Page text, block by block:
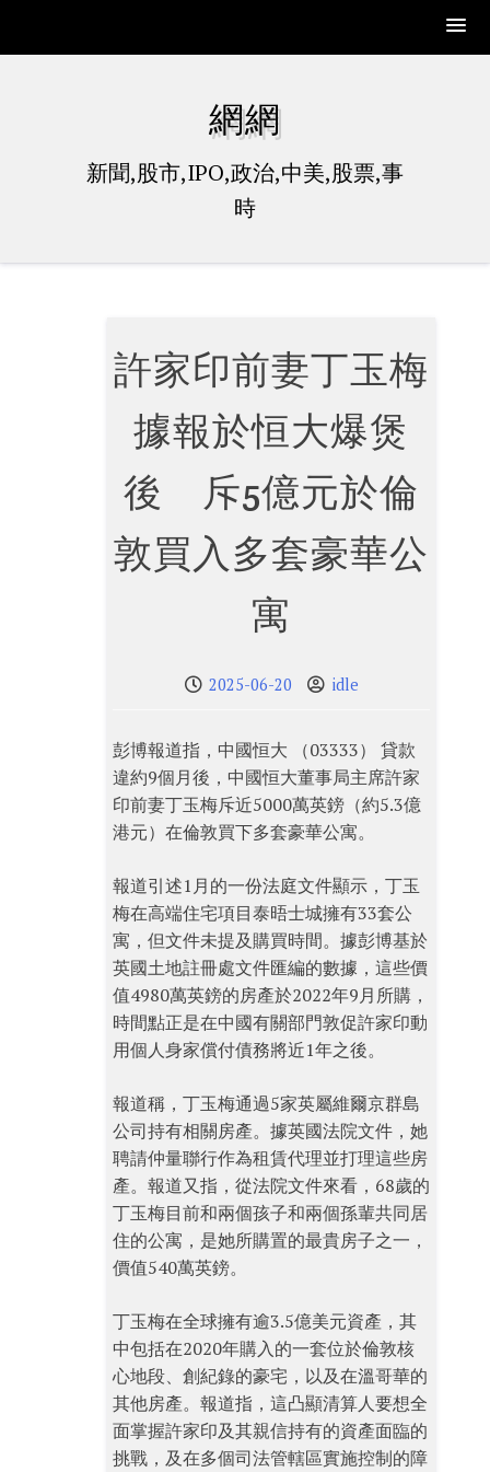
網網
新聞,股市,IPO,政治,中美,股票,事
時
許家印前妻丁玉梅
據報於恒大爆煲
後 斥5億元於倫
敦買入多套豪華公
寓
2025-06-20 idle
彭博報道指，中國恒大 （03333） 貸款
違約9個月後，中國恒大董事局主席許家
印前妻丁玉梅斥近5000萬英鎊（約5.3億
港元）在倫敦買下多套豪華公寓。
報道引述1月的一份法庭文件顯示，丁玉
梅在高端住宅項目泰晤士城擁有33套公
寓，但文件未提及購買時間。據彭博基於
英國土地註冊處文件匯編的數據，這些價
值4980萬英鎊的房產於2022年9月所購，
時間點正是在中國有關部門敦促許家印動
用個人身家償付債務將近1年之後。
報道稱，丁玉梅通過5家英屬維爾京群島
公司持有相關房產。據英國法院文件，她
聘請仲量聯行作為租賃代理並打理這些房
產。報道又指，從法院文件來看，68歲的
丁玉梅目前和兩個孩子和兩個孫輩共同居
住的公寓，是她所購置的最貴房子之一，
價值540萬英鎊。
丁玉梅在全球擁有逾3.5億美元資產，其
中包括在2020年購入的一套位於倫敦核
心地段、創紀錄的豪宅，以及在溫哥華的
其他房產。報道指，這凸顯清算人要想全
面掌握許家印及其親信持有的資產面臨的
挑戰，及在多個司法管轄區實施控制的障